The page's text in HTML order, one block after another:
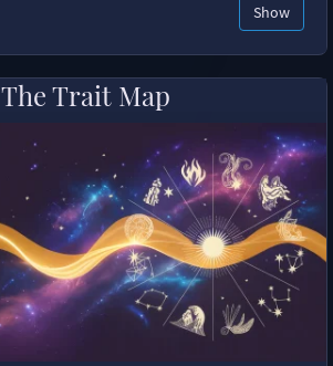
Show
The Trait Map